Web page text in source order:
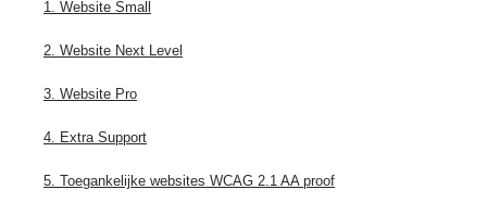
1. Website Small
2. Website Next Level
3. Website Pro
4. Extra Support
5. Toegankelijke websites WCAG 2.1 AA proof